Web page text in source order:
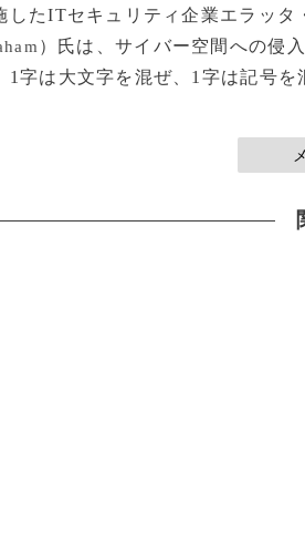
たITセキュリティ企業エラッタ
）氏は、サイバー空間への侵
1字は大文字を混ぜ、1字は記号